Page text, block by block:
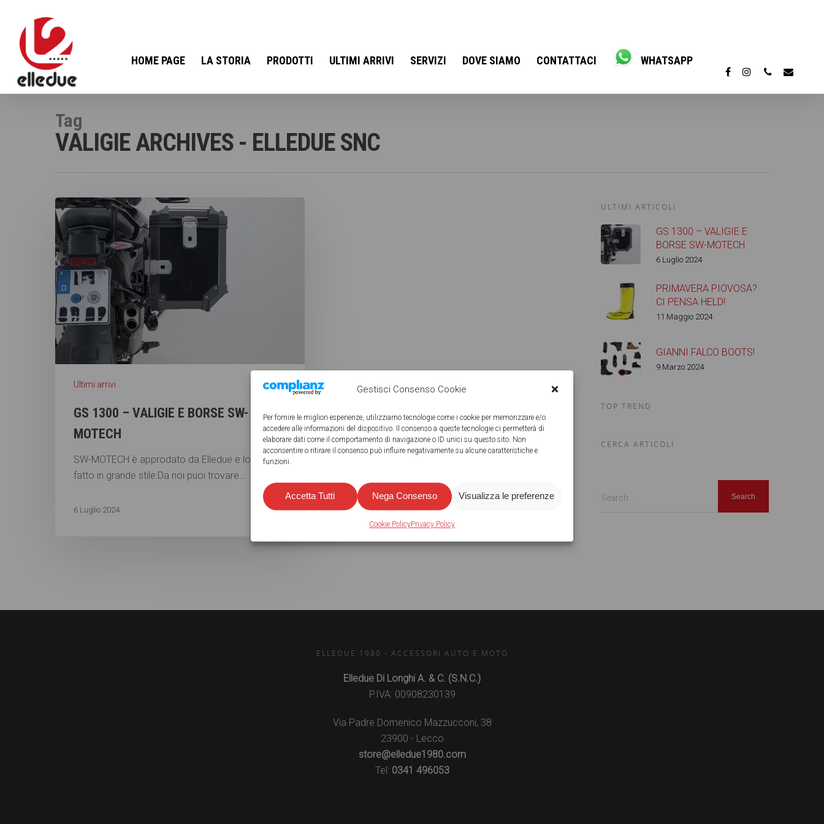
Gestisci Consenso Cookie
Per fornire le migliori esperienze, utilizziamo tecnologie come i cookie per memorizzare e/o
accedere alle informazioni del dispositivo. Il consenso a queste tecnologie ci permetterà di
elaborare dati come il comportamento di navigazione o ID unici su questo sito. Non
acconsentire o ritirare il consenso può influire negativamente su alcune caratteristiche e
funzioni.
Accetta Tutti Nega Consenso Visualizza le preferenze
Cookie PolicyPrivacy Policy
HOME PAGE LA STORIA PRODOTTI ULTIMI ARRIVI SERVIZI DOVE SIAMO CONTATTACI WHATSAPP
Tag
VALIGIE ARCHIVES - ELLEDUE SNC
Ultimi arrivi
GS 1300 – VALIGIE E BORSE SW-
MOTECH
SW-MOTECH è approdato da Elledue e lo ha
fatto in grande stile:Da noi puoi trovare…
6 Luglio 2024
ULTIMI ARTICOLI
GS 1300 – VALIGIE E
BORSE SW-MOTECH
6 Luglio 2024
PRIMAVERA PIOVOSA?
CI PENSA HELD!
11 Maggio 2024
GIANNI FALCO BOOTS!
9 Marzo 2024
TOP TREND
CERCA ARTICOLI
Search...
ELLEDUE 1980 - ACCESSORI AUTO E MOTO
Elledue Di Longhi A. & C. (S.N.C.)
P.IVA: 00908230139
Via Padre Domenico Mazzucconi, 38
23900 - Lecco
store@elledue1980.com
Tel: 0341 496053